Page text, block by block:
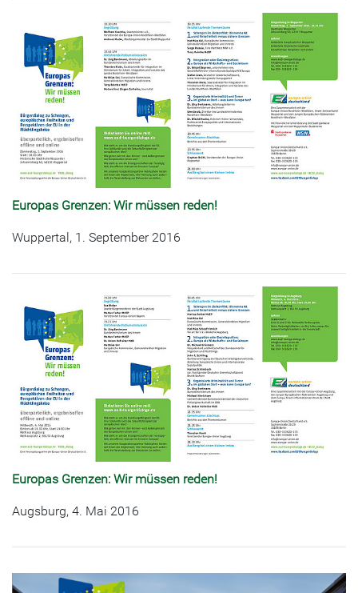
Europas Grenzen: Wir müssen reden!
Wuppertal, 1. September 2016
Europas Grenzen: Wir müssen reden!
Augsburg, 4. Mai 2016